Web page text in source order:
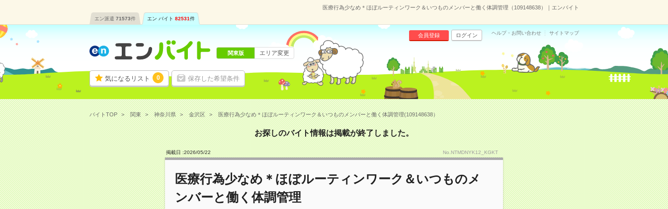
医療行為少なめ＊ほぼルーティンワーク＆いつものメンバーと働く体調管理（109148638）｜エンバイト
エン派遣 71573件 エン バイト 82531件
気になるリスト 0 保存した希望条件
会員登録 ログイン ヘルプ・お問い合わせ サイトマップ
関東版 エリア変更
バイトTOP 関東 神奈川県 金沢区 医療行為少なめ＊ほぼルーティンワーク＆いつものメンバーと働く体調管理(109148638）
お探しのバイト情報は掲載が終了しました。
掲載日 :2026/05/22 No.NTMDNYK12_KGKT
医療行為少なめ＊ほぼルーティンワーク＆いつものメ
ンバーと働く体調管理